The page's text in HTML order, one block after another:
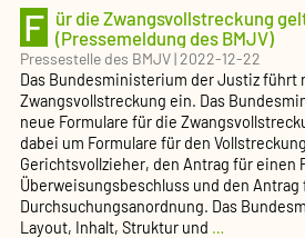
F ür die Zwangsvollstreckung
(Pressemeldung des BMJV)
Pressestelle des BMJV|2022-12-22
Das Bundesministerium der Justiz führt
Zwangsvollstreckung ein. Das
neue Formulare für die
dabei um Formulare für den
Gerichtsvollzieher, den Antrag für einen
Überweisungsbeschluss und den Antrag
Durchsuchungsanordnung. Das
Layout, Inhalt, Struktur und …